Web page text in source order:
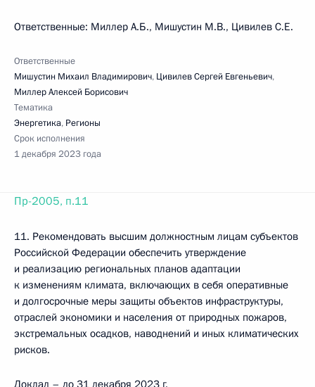
Ответственные: Миллер А.Б., Мишустин М.В., Цивилев С.Е.
Ответственные
Мишустин Михаил Владимирович, Цивилев Сергей Евгеньевич,
Миллер Алексей Борисович
Тематика
Энергетика, Регионы
Срок исполнения
1 декабря 2023 года
Пр-2005, п.11
11. Рекомендовать высшим должностным лицам субъектов
Российской Федерации обеспечить утверждение
и реализацию региональных планов адаптации
к изменениям климата, включающих в себя оперативные
и долгосрочные меры защиты объектов инфраструктуры,
отраслей экономики и населения от природных пожаров,
экстремальных осадков, наводнений и иных климатических
рисков.
Доклад – до 31 декабря 2023 г.